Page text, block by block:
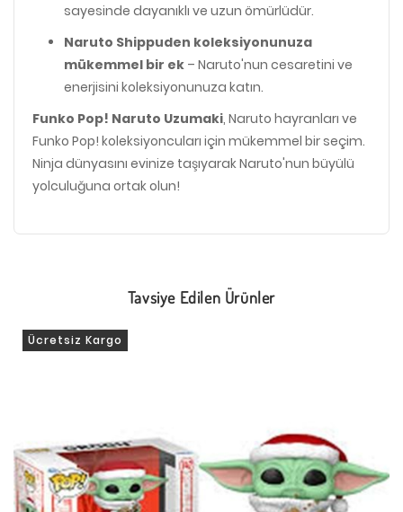
sayesinde dayanıklı ve uzun ömürlüdür.
Naruto Shippuden koleksiyonunuza
mükemmel bir ek – Naruto'nun cesaretini ve
enerjisini koleksiyonunuza katın.
Funko Pop! Naruto Uzumaki, Naruto hayranları ve
Funko Pop! koleksiyoncuları için mükemmel bir seçim.
Ninja dünyasını evinize taşıyarak Naruto'nun büyülü
yolculuğuna ortak olun!
Tavsiye Edilen Ürünler
Ücretsiz Kargo